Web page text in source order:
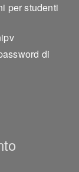
per studenti
di